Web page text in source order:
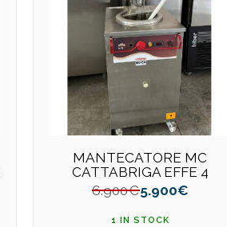
MANTECATORE MC
CATTABRIGA EFFE 4
6.900€5.900€
1 IN STOCK